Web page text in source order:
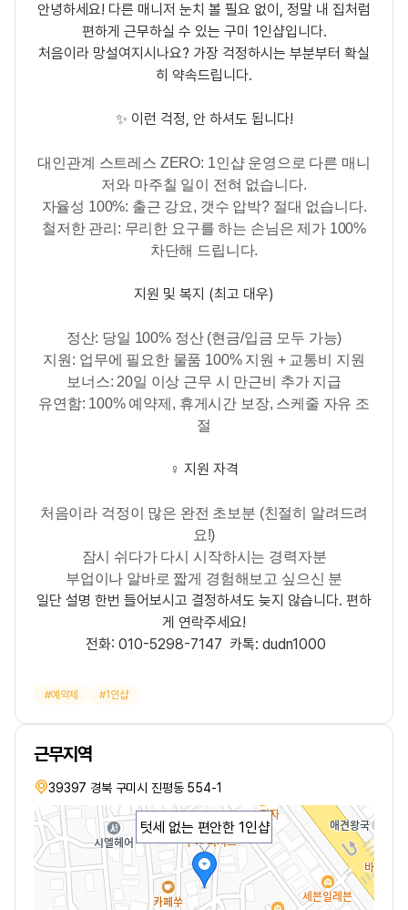
안녕하세요! 다른 매니저 눈치 볼 필요 없이, 정말 내 집처럼
편하게 근무하실 수 있는 구미 1인샵입니다.
처음이라 망설여지시나요? 가장 걱정하시는 부분부터 확실
히 약속드립니다.
✨ 이런 걱정, 안 하셔도 됩니다!
대인관계 스트레스 ZERO: 1인샵 운영으로 다른 매니
저와 마주칠 일이 전혀 없습니다.
자율성 100%: 출근 강요, 갯수 압박? 절대 없습니다.
철저한 관리: 무리한 요구를 하는 손님은 제가 100%
차단해 드립니다.
지원 및 복지 (최고 대우)
정산: 당일 100% 정산 (현금/입금 모두 가능)
지원: 업무에 필요한 물품 100% 지원 + 교통비 지원
보너스: 20일 이상 근무 시 만근비 추가 지급
유연함: 100% 예약제, 휴게시간 보장, 스케줄 자유 조
절
‍♀️ 지원 자격
처음이라 걱정이 많은 완전 초보분 (친절히 알려드려
요!)
잠시 쉬다가 다시 시작하시는 경력자분
부업이나 알바로 짧게 경험해보고 싶으신 분
일단 설명 한번 들어보시고 결정하셔도 늦지 않습니다. 편하
게 연락주세요!
전화: 010-5298-7147 카톡: dudn1000
예약제 1인샵
근무지역
39397 경북 구미시 진평동 554-1
텃세 없는 편안한 1인샵